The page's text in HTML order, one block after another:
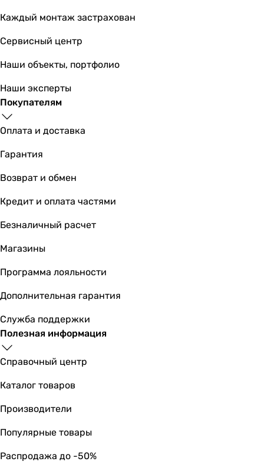
Каждый монтаж застрахован
Сервисный центр
Наши объекты, портфолио
Наши эксперты
Покупателям
Оплата и доставка
Гарантия
Возврат и обмен
Кредит и оплата частями
Безналичный расчет
Магазины
Программа лояльности
Дополнительная гарантия
Служба поддержки
Полезная информация
Справочный центр
Каталог товаров
Производители
Популярные товары
Распродажа до -50%